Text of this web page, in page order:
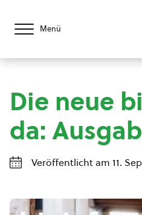
Menü
Die neue
da:
Veröffentlicht am 11.